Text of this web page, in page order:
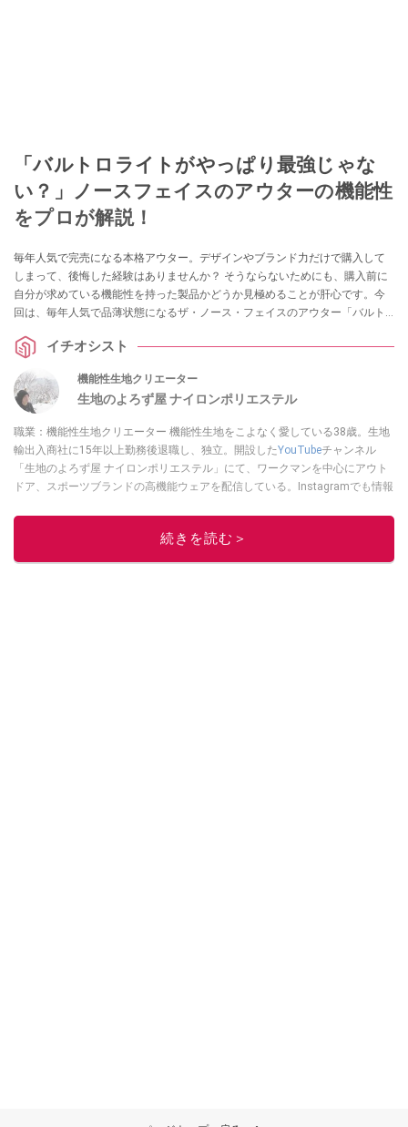
「バルトロライトがやっぱり最強じゃな
い？」ノースフェイスのアウターの機能性
をプロが解説！
毎年人気で完売になる本格アウター。デザインやブランド力だけで購入して
しまって、後悔した経験はありませんか？ そうならないためにも、購入前に
自分が求めている機能性を持った製品かどうか見極めることが肝心です。今
回は、毎年人気で品薄状態になるザ・ノース・フェイスのアウター「バルト
いる生地のよろず屋ナイロンポリエステルさんが詳しく解説してくれまし
イチオシスト
機能性生地クリエーター
生地のよろず屋 ナイロンポリエステル
職業：機能性生地クリエーター 機能性生地をこよなく愛している38歳。生地
輸出入商社に15年以上勤務後退職し、独立。開設したYouTubeチャンネル
「生地のよろず屋 ナイロンポリエステル」にて、ワークマンを中心にアウト
ドア、スポーツブランドの高機能ウェアを配信している。Instagramでも情報
このイチオシストの他の記事を読む
続きを読む＞